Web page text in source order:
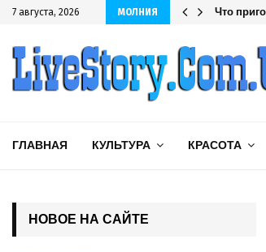
7 августа, 2026 МОЛНИЯ Что
ГЛАВНАЯ КУЛЬТУРА КРАСОТА
НОВОЕ НА САЙТЕ